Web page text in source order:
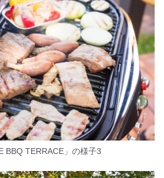
BBQ TERRACE」の様子3